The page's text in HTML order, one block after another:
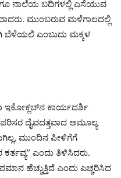
ನಾಲೆಯ ಬದಿಗಳಲ್ಲಿ ಎಸೆಯುವ
ಮುಂಬರುವ ಮಳೆಗಾಲದಲ್ಲಿ
ಬೆಳೆಯಲಿ ಎಂಬುದು ಮಕ್ಕಳ
ಇಕೋಕ್ಲಬ್‌ನ ಕಾರ್ಯದರ್ಶಿ
ದೈವದತ್ತವಾದ ಅಮೂಲ್ಯ
ಮುಂದಿನ ಪೀಳಿಗೆಗೆ
ಎಂದು ತಿಳಿಸಿದರು.
ಹೆಚ್ಚುತ್ತಿದೆ ಎಂದು ಎಚ್ಚರಿಸಿದ